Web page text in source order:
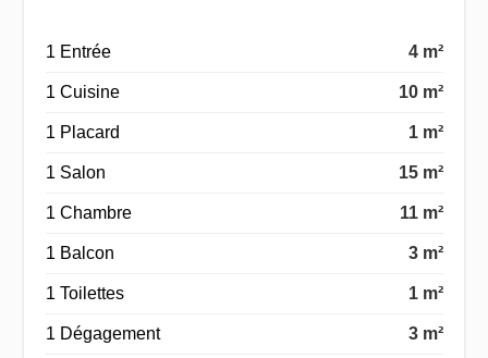
1 Entrée 4 m²
1 Cuisine 10 m²
1 Placard 1 m²
1 Salon 15 m²
1 Chambre 11 m²
1 Balcon 3 m²
1 Toilettes 1 m²
1 Dégagement 3 m²